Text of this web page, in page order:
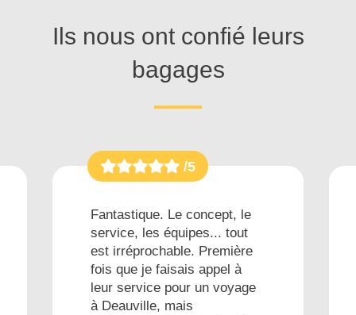
Ils nous ont confié leurs
bagages
/5
Fantastique. Le concept, le
service, les équipes... tout
est irréprochable. Première
fois que je faisais appel à
leur service pour un voyage
à Deauville, mais